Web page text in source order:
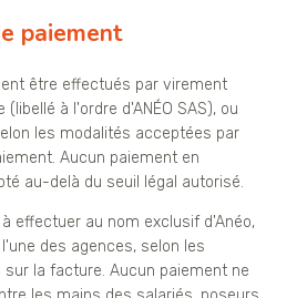
paiement
être effectués par virement
(libellé à l'ordre d'ANÉO SAS), ou
les modalités acceptées par
Aucun paiement en
au-delà du seuil légal autorisé.
effectuer au nom exclusif d'Anéo,
des agences, selon les
la facture. Aucun paiement ne